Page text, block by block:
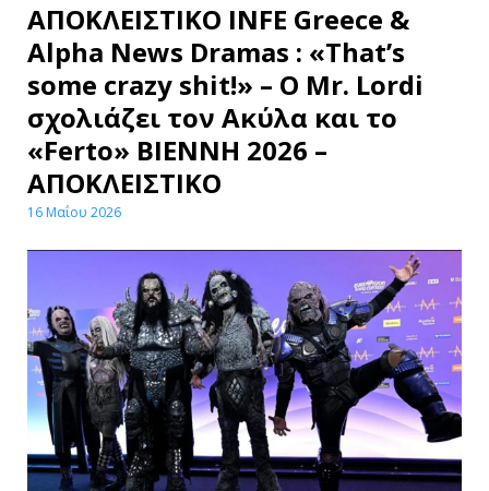
ΑΠΟΚΛΕΙΣΤΙΚΟ INFE Greece &
Alpha News Dramas : «That’s
some crazy shit!» – Ο Mr. Lordi
σχολιάζει τον Ακύλα και το
«Ferto» ΒΙΕΝΝΗ 2026 –
ΑΠΟΚΛΕΙΣΤΙΚΟ
16 Μαΐου 2026